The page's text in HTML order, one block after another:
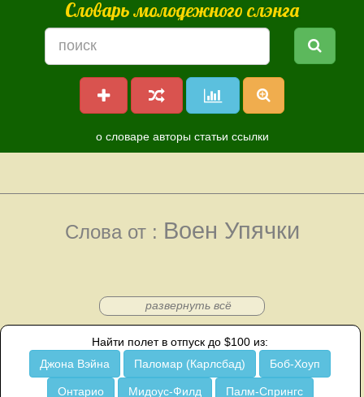
Словарь молодежного слэнга
о словаре авторы статьи ссылки
Слова от : Воен Упячки
развернуть всё
Найти полет в отпуск до $100 из:
Джона Вэйна
Паломар (Карлсбад) Боб-Хоуп
Онтарио Мидоус-Филд Палм-Спрингс